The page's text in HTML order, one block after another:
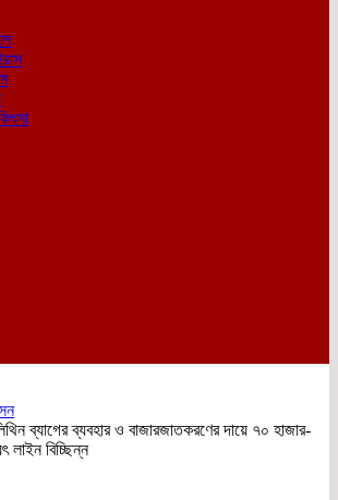
ব্যাগের ব্যবহার ও বাজারজাতকরণের দায়ে ৭০ হাজার-
লাইন বিচ্ছিন্ন